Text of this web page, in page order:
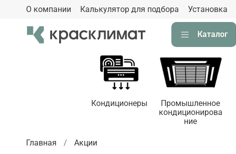
О компании Калькулятор для подбора Установка
Каталог
Кондиционеры
Промышленное
кондиционирова
ние
Главная Aкции